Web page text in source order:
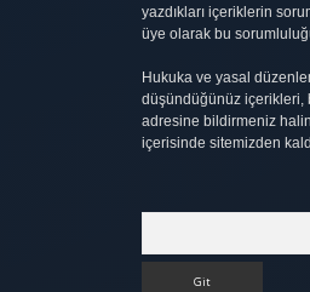
yazdıkları içeriklerin
üye olarak bu
Hukuka ve yasal
düşündüğünüz içerikleri,
adresine bildirmeniz
içerisinde sitemizden